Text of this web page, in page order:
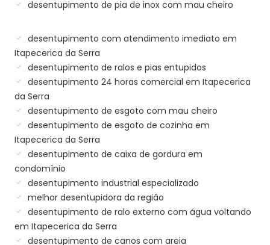
desentupimento de pia de inox com mau cheiro
desentupimento com atendimento imediato em
Itapecerica da Serra
desentupimento de ralos e pias entupidos
desentupimento 24 horas comercial em Itapecerica
da Serra
desentupimento de esgoto com mau cheiro
desentupimento de esgoto de cozinha em
Itapecerica da Serra
desentupimento de caixa de gordura em
condomínio
desentupimento industrial especializado
melhor desentupidora da região
desentupimento de ralo externo com água voltando
em Itapecerica da Serra
desentupimento de canos com areia